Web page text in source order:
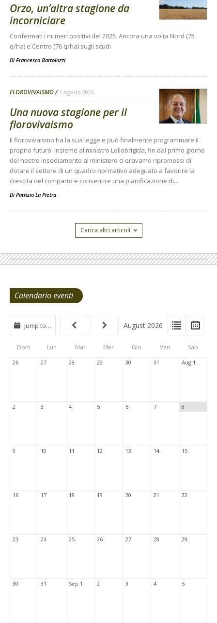
Orzo, un’altra stagione da
incorniciare
Confermati i numeri positivi del 2025. Ancora una volta Nord (75
q/ha) e Centro (76 q/ha) sugli scudi
Di Francesco Bartolozzi
FLOROVIVAISMO 1 Agosto 2026
Una nuova stagione per il
florovivaismo
Il florovivaismo ha la sua legge e può finalmente programmare il
proprio futuro. Insieme al ministro Lollobrigida, fin dal primo giorno
del nostro insediamento al ministero ci eravamo ripromessi di
dotare il settore di un quadro normativo adeguato a favorire la
crescita del comparto e consentire una pianificazione di...
Di Patrizio La Pietra -
Carica altri articoli
Calendario eventi
View
Type
Tabs
View
List
Jump to… August 2026
Dom Lun Mar Mer Gio Ven Sab
26 27 28 29 30 31 Aug 1
2 3 4 5 6 7 8
9 10 11 12 13 14 15
16 17 18 19 20 21 22
23 24 25 26 27 28 29
30 31 Sep 1 2 3 4 5